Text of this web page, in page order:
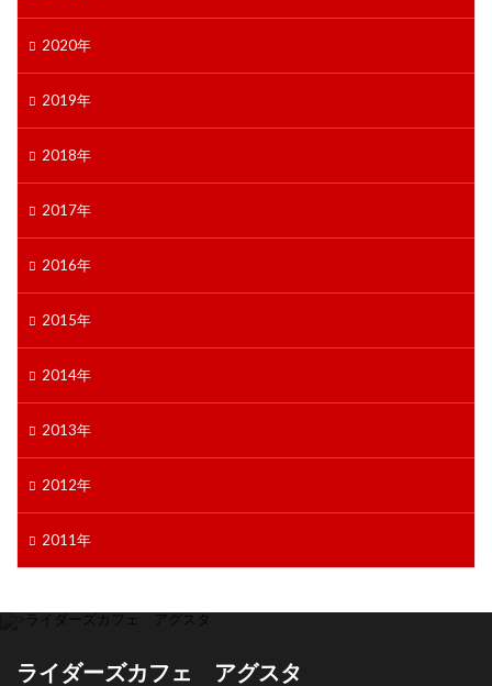
2020年
2019年
2018年
2017年
2016年
2015年
2014年
2013年
2012年
2011年
ライダーズカフェ アグスタ